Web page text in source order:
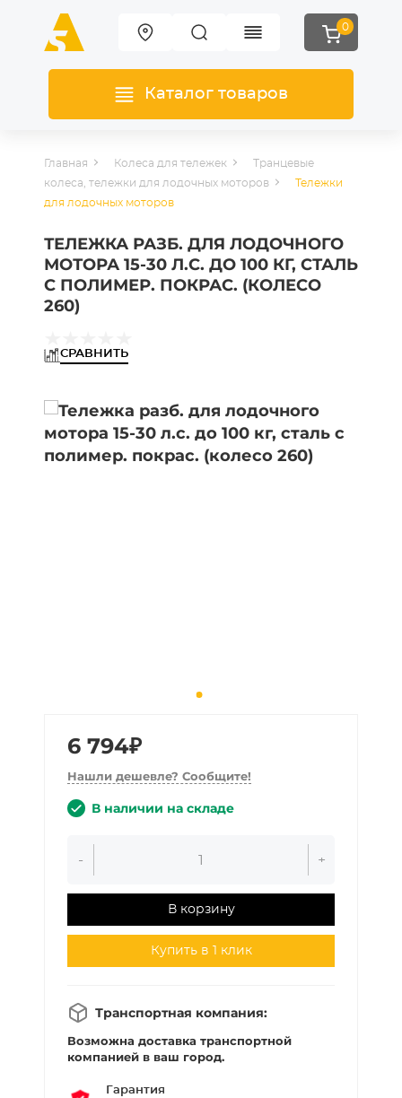
0
Каталог товаров
Главная Колеса для тележек
Транцевые
колеса, тележки для лодочных моторов
Тележки
для лодочных моторов
ТЕЛЕЖКА РАЗБ. ДЛЯ ЛОДОЧНОГО
МОТОРА 15-30 Л.С. ДО 100 КГ, СТАЛЬ
С ПОЛИМЕР. ПОКРАС. (КОЛЕСО
260)
СРАВНИТЬ
6 794₽
Нашли дешевле? Сообщите!
В наличии на складе
- +
В корзину
Купить в 1 клик
Транспортная компания:
Возможна доставка транспортной
компанией в ваш город.
Гарантия